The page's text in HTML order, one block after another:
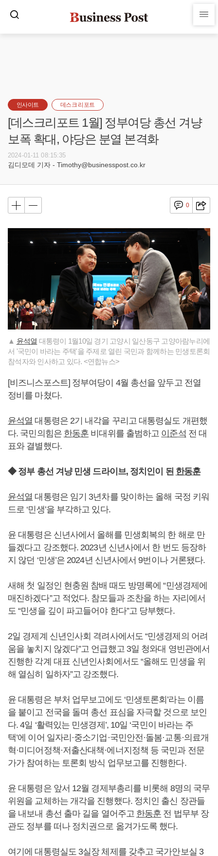
인사이트 데스크 리포트
[데스크리포트 1월] 정부여당 총선 겨냥
보폭 확대, 야당은 분열 본격화
2024-01-11 08:15:35
김디모데 기자 - Timothy@businesspost.co.kr
0
▲ 윤석열 대통령이 1월10일 경기 고양시 일산동구 고양아람누리에
서 '국민이 바라는 주택'을 주제로 열린 국민과 함께하는 민생토론회
참석자와 인사하고 있다. <연합뉴스>
[비즈니스포스트] 정부여당이 4월 총선을 앞두고 전열
정비를 마쳤다.
윤석열 대통령은 2기 내각을 꾸리고 대통령실도 개편했
다. 국민의힘은 한동훈 비대위를 출범하고 이준석 전 대
표와 결별했다.
◆ 정부 총선 겨냥 민생 드라이브, 정치인이 된 한동훈
윤석열 대통령은 임기 3년차를 맞이하는 올해 국정 키워
드로 ‘민생’을 부각하고 있다.
윤 대통령은 신년사에서 올해를 민생회복의 한 해로 만
들겠다고 강조했다. 2023년 신년사에서 한 번도 등장하
지 않던 ‘민생’은 2024년 신년사에서 9번이나 거론됐다.
새해 첫 일정인 현충원 참배 때도 방명록에 “민생경제에
매진하겠다”고 적었다. 참모들과 조찬을 하는 자리에서
도 “민생을 깊이 파고들어야 한다”고 당부했다.
2일 경제계 신년인사회 격려사에서도 “민생경제의 어려
움을 놓치지 않겠다”고 언급했고 3일 청와대 영빈관에서
진행한 각계 대표 신년인사회에서도 “올해도 민생을 위
해 열심히 일하자”고 강조했다.
윤 대통령은 부처 업무보고에도 ‘민생토론회’라는 이름
을 붙이고 전국을 돌며 총선 표심을 자극할 것으로 보인
다. 4일 ‘활력있는 민생경제’, 10일 ‘국민이 바라는 주
택’에 이어 일자리·중소기업·국민안전·돌봄·교통·의료개
혁·미디어정책·저출산대책·에너지정책 등 국민과 전문
가가 참여하는 토론회 방식 업무보고를 진행한다.
윤 대통령은 앞서 12월 경제부총리를 비롯해 8명의 국무
위원을 교체하는 개각을 진행했다. 정치인 출신 장관들
을 내보내 총선 출마 길을 열어주고 한동훈 전 법무부 장
관도 정부를 떠나 정치권으로 옮겨가도록 했다.
여기에 대통령실도 3실장 체제를 갖추고 국가안보실 3